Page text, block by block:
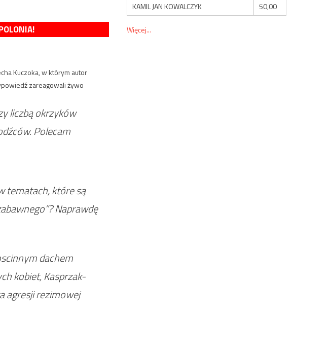
Kuczoka, w którym autor
zareagowali żywo
liczbą okrzyków
Polecam
tematach, które są
Naprawdę
dachem
kobiet, Kasprzak-
agresji rezimowej
KAMIL JAN KOWALCZYK
50,00
Więcej...